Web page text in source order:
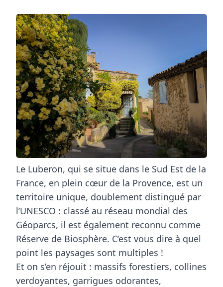
Le Luberon, qui se situe dans le Sud Est de la
France, en plein cœur de la Provence, est un
territoire unique, doublement distingué par
l’UNESCO : classé au réseau mondial des
Géoparcs, il est également reconnu comme
Réserve de Biosphère. C’est vous dire à quel
point les paysages sont multiples !
Et on s’en réjouit : massifs forestiers, collines
verdoyantes, garrigues odorantes,